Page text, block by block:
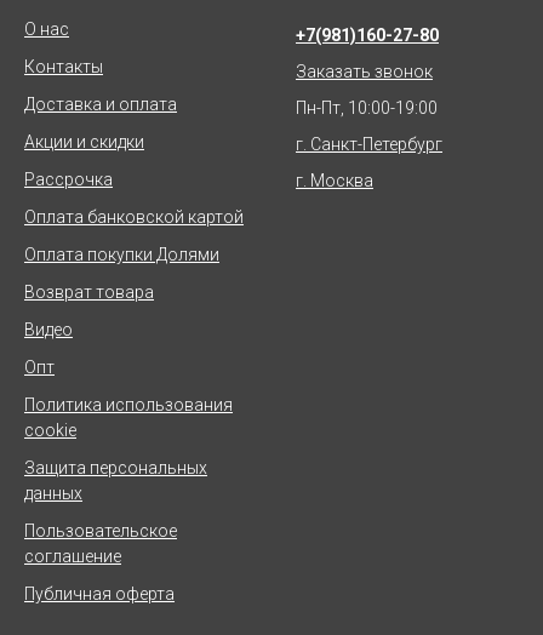
О нас
Контакты
Доставка и оплата
Акции и скидки
Рассрочка
Оплата банковской картой
Оплата покупки Долями
Возврат товара
Видео
Опт
Политика использования
cookie
Защита персональных
данных
Пользовательское
соглашение
Публичная оферта
+7(981)160-27-80
Заказать звонок
Пн-Пт, 10:00-19:00
г. Санкт-Петербург
г. Москва